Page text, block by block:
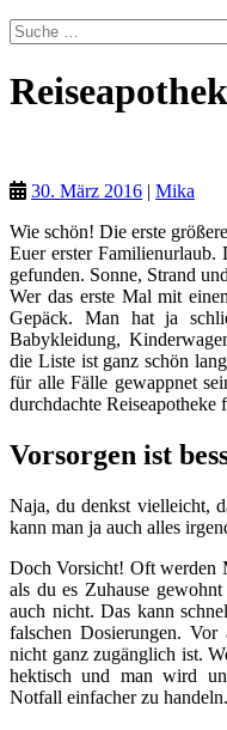
30. März 2016 | Mika
Wie schön! Die erste
Euer erster Familienurlaub.
gefunden. Sonne, Strand
Wer das erste Mal mit
Gepäck. Man hat ja
Babykleidung,
die Liste ist ganz schön
für alle Fälle gewappnet
durchdachte Reiseapotheke
Vorsorgen ist
Naja, du denkst vielleicht,
kann man ja auch alles
Doch Vorsicht! Oft werden
als du es Zuhause
auch nicht. Das kann
falschen Dosierungen. Vor
nicht ganz zugänglich ist.
hektisch und man wird
Notfall einfacher zu handeln.